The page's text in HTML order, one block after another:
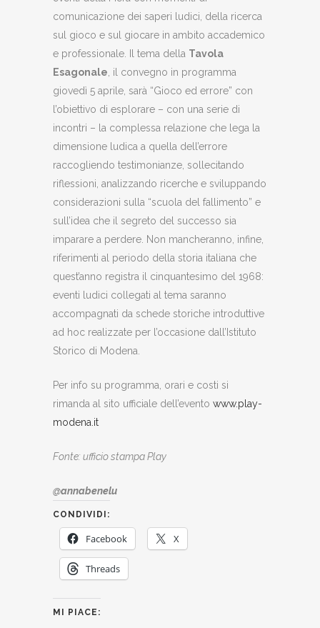
comunicazione dei saperi ludici, della ricerca
sul gioco e sul giocare in ambito accademico
e professionale. Il tema della Tavola
Esagonale, il convegno in programma
giovedì 5 aprile, sarà “Gioco ed errore” con
l’obiettivo di esplorare – con una serie di
incontri – la complessa relazione che lega la
dimensione ludica a quella dell’errore
raccogliendo testimonianze, sollecitando
riflessioni, analizzando ricerche e sviluppando
considerazioni sulla “scuola del fallimento” e
sull’idea che il segreto del successo sia
imparare a perdere. Non mancheranno, infine,
riferimenti al periodo della storia italiana che
quest’anno registra il cinquantesimo del 1968:
eventi ludici collegati al tema saranno
accompagnati da schede storiche introduttive
ad hoc realizzate per l’occasione dall’Istituto
Storico di Modena.
Per info su programma, orari e costi si
rimanda al sito ufficiale dell’evento www.play-
modena.it
Fonte: ufficio stampa Play
@annabenelu
CONDIVIDI:
Facebook X
Threads
MI PIACE: